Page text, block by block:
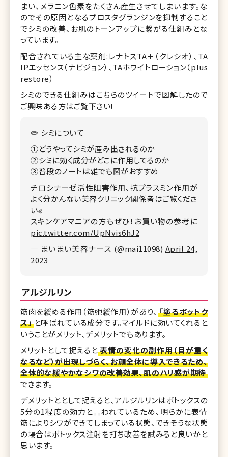
まい、メラニン色素をたくさん産生させてしまいます。な
のでその原因となるプロスタグランジンを抑制すること
でシミの改善、お肌のトーンアップに繋がる仕組みとな
っています。
配合されている主な薬剤:レナトスTA＋（クレシオ）、TA
IPエッセンス（ナビジョン）、TAホワイトローション（plus
restore）
シミのできる仕組みはこちらのツイートで図解したので
ご興味ある方はご覧下さい!
✏️ シミについて
①どうやってシミが産み出されるのか
②シミに効く成分がどこに作用してるのか
③普段のノートは雑でも図がおすすめ
チロシナーゼ活性阻害作用、抗プラスミン作用が
よく分かんない美容クリニック関係者はご覧くださ
い✊
スキンケアマニアの方もぜひ！お買い物の参考に
pic.twitter.com/UpNvis6hJ2
— まいまい美容ナース (@mai11098) April 24,
2023
アルジルリン
筋肉を緩める作用（筋弛緩作用）があり、 「塗るボットク
ス」と呼ばれている成分です。マイルドに効いてくれると
いうことがメリット、デメリットでもあります。
メリットとして捉えると表情の変化の副作用（目が重く
なるなど）が出現しづらく、お顔全体に導入できるため、
全体的な緩やかなシワの改善効果、肌のハリ感が期待
できます。
デメリットととして捉えると、アルジルリンはボトックスの
5分の1程度の効力と言われているため、明らかに表情
筋によりシワができてしまっている状態、できそうな状態
の場合はボトックス注射を打ち改善を試みると良いかと
思います。